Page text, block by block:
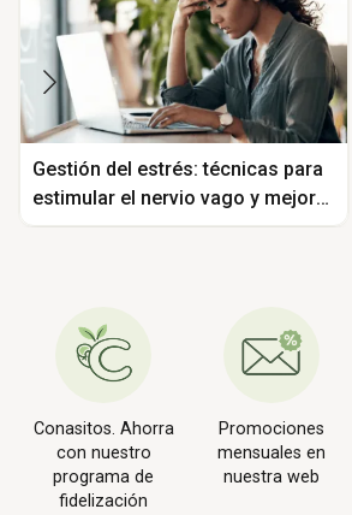
Gestión del estrés: técnicas para
estimular el nervio vago y mejorar
tu bienestar
Conasitos. Ahorra
con nuestro
programa de
fidelización
Promociones
mensuales en
nuestra web